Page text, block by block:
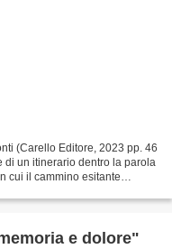
(Carello Editore, 2023 pp. 46
di un itinerario dentro la parola
cui il cammino esitante
e dolore"